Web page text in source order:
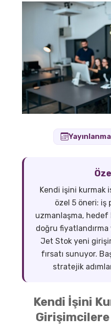
Kendi işini kurmak
özel 5 öneri: iş
uzmanlaşma,
doğru
Jet Stok yeni
fırsatı sunuyor.
stratejik
Kendi İşini
Girişimcilere